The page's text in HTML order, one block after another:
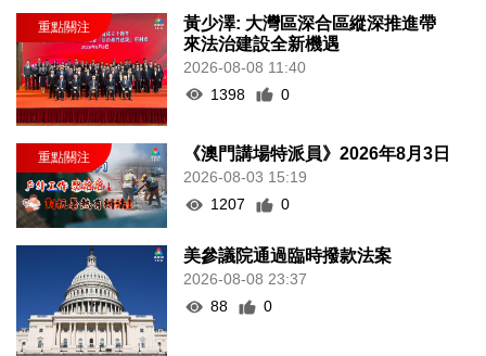
黃少澤: 大灣區深合區縱深推進帶
來法治建設全新機遇
2026-08-08 11:40
1398
0
《澳門講場特派員》2026年8月3日
2026-08-03 15:19
1207
0
美參議院通過臨時撥款法案
2026-08-08 23:37
88
0